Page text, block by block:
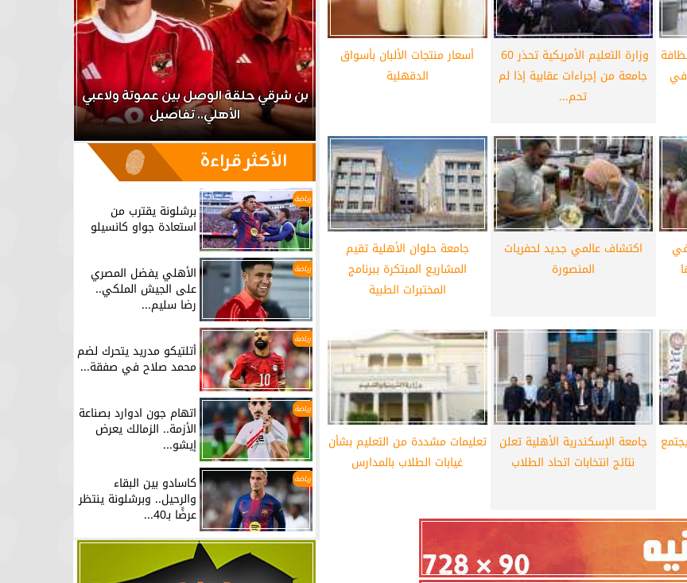
في
وزارة التعليم الأمريكية تحذر 60 ​​
جامعة من إجراءات عقابية إذا لم
تحم...
أسعار منتجات الألبان بأسواق
الدقهلية
اكتشاف عالمي جديد لحفريات
المنصورة
جامعة حلوان الأهلية تقيم
المشاريع المبتكرة ببرنامج
المختبرات الطبية
جامعة الإسكندرية الأهلية تعلن
نتائج انتخابات اتحاد الطلاب
تعليمات مشددة من التعليم بشأن
غيابات الطلاب بالمدارس
لمواجهة برشلونة
بن شرقي حلقة الوصل بين عموتة ولاعبي
الأهلي.. تفاصيل
الأكثر قراءة
رياضة
برشلونة يقترب من
استعادة جواو كانسيلو
رياضة الأهلي يفضل المصري
على الجيش الملكي..
رضا سليم...
رياضة
أتلتيكو مدريد يتحرك لضم
محمد صلاح في صفقة...
رياضة اتهام جون ادوارد بصناعة
الأزمة.. الزمالك يعرض
إيشو...
رياضة كاسادو بين البقاء
والرحيل.. وبرشلونة ينتظر
عرضًا بـ40...